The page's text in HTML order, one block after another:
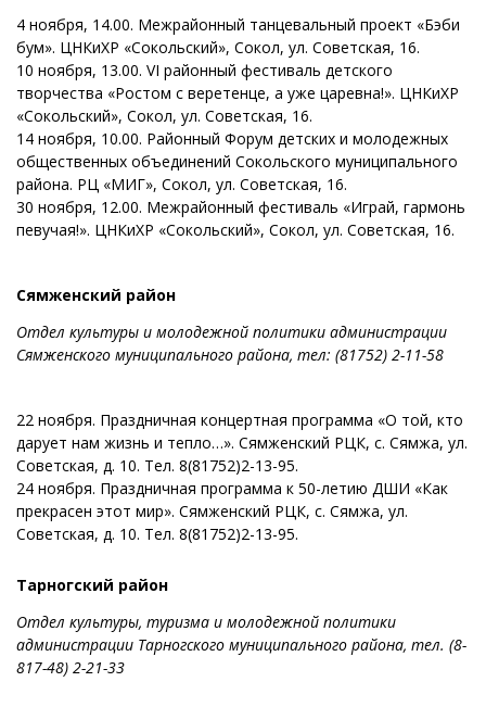
4 ноября, 14.00. Межрайонный танцевальный проект «Бэби
бум». ЦНКиХР «Сокольский», Сокол, ул. Советская, 16.
10 ноября, 13.00. VI районный фестиваль детского
творчества «Ростом с веретенце, а уже царевна!». ЦНКиХР
«Сокольский», Сокол, ул. Советская, 16.
14 ноября, 10.00. Районный Форум детских и молодежных
общественных объединений Сокольского муниципального
района. РЦ «МИГ», Сокол, ул. Советская, 16.
30 ноября, 12.00. Межрайонный фестиваль «Играй, гармонь
певучая!». ЦНКиХР «Сокольский», Сокол, ул. Советская, 16.
Сямженский район
Отдел культуры и молодежной политики администрации
Сямженского муниципального района, тел: (81752) 2-11-58
22 ноября. Праздничная концертная программа «О той, кто
дарует нам жизнь и тепло…». Сямженский РЦК, с. Сямжа, ул.
Советская, д. 10. Тел. 8(81752)2-13-95.
24 ноября. Праздничная программа к 50-летию ДШИ «Как
прекрасен этот мир». Сямженский РЦК, с. Сямжа, ул.
Советская, д. 10. Тел. 8(81752)2-13-95.
Тарногский район
Отдел культуры, туризма и молодежной политики
администрации Тарногского муниципального района, тел. (8-
817-48) 2-21-33